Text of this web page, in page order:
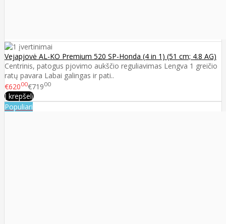
Vejapjovė AL-KO Premium 520 SP-Honda (4 in 1) (51 cm; 4.8 AG)
Centrinis, patogus pjovimo aukščio reguliavimas Lengva 1 greičio
ratų pavara Labai galingas ir pati..
€62000€71900
Į krepšelį
Populiari